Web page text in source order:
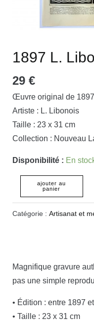
1897 L.
29 €
Œuvre original de 1897
Artiste : L. Libonois
Taille : 23 x 31 cm
Collection : Nouveau
Disponibilité : En
ajouter au
panier
Catégorie : Artisanat et
Magnifique gravure
pas une simple
• Édition : entre 1897
• Taille : 23 x 31 cm